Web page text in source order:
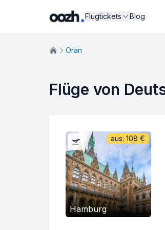
Flugtickets Blog
Oran
Flüge von
Hamburg
aus: 108 €